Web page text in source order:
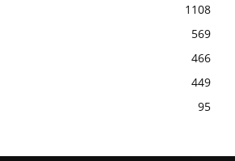
1108
569
466
449
95